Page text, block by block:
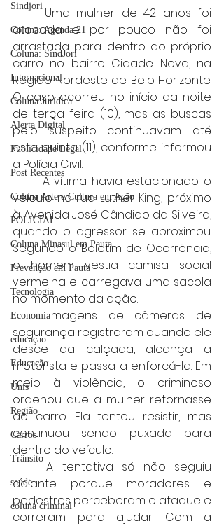
Sindjori
Coluna: Agenda 21
Coluna: SindJori
Internacional
Coluna Jurídica
Alerta Digital
Publicidade Legal
Post Recentes
Coluna Arte e Cultura em Ação
POLICIAL
Coluna Minasul em Pauta
Prevenção em Pauta
Tecnologia
Economia
educaçao
Educação
Unis
Região
Carros
Trânsito
saúde
coluna criminal
	Uma mulher de 42 anos foi
atacada e por pouco não foi
arrastada para dentro do próprio
carro no bairro Cidade Nova, na
Região Nordeste de Belo Horizonte.
O caso ocorreu no início da noite
de terça-feira (10), mas as buscas
pelo suspeito continuavam até
esta quinta (11), conforme informou
a Polícia Civil.
	A vítima havia estacionado o
veículo na rua Luther King, próximo
à Avenida José Cândido da Silveira,
quando o agressor se aproximou.
Segundo o Boletim de Ocorrência,
o homem vestia camisa social
vermelha e carregava uma sacola
no momento da ação.
	Imagens de câmeras de
segurança registraram quando ele
desce da calçada, alcança a
motorista e passa a enforcá-la. Em
meio à violência, o criminoso
ordenou que a mulher retornasse
ao carro. Ela tentou resistir, mas
continuou sendo puxada para
dentro do veículo.
	A tentativa só não seguiu
adiante porque moradores e
pedestres perceberam o ataque e
correram para ajudar. Com a